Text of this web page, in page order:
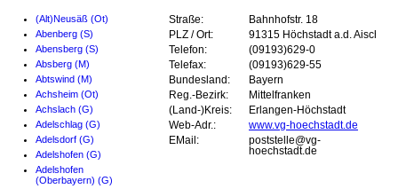
(Alt)Neusäß (Ot)
Abenberg (S)
Abensberg (S)
Absberg (M)
Abtswind (M)
Achsheim (Ot)
Achslach (G)
Adelschlag (G)
Adelsdorf (G)
Adelshofen (G)
Adelshofen
(Oberbayern) (G)
Straße:
Bahnhofstr. 18
PLZ / Ort:
91315 Höchstadt a.d. Aisch
Telefon:
(09193)629-0
Telefax:
(09193)629-55
Bundesland:
Bayern
Reg.-Bezirk:
Mittelfranken
(Land-)Kreis:
Erlangen-Höchstadt
Web-Adr.:
www.vg-hoechstadt.de
EMail:
poststelle@vg-
hoechstadt.de